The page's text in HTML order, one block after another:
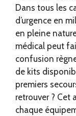
Dans tous les
d’urgence en
en pleine
médical peut
confusion
de kits
premiers
retrouver ? Cet
chaque